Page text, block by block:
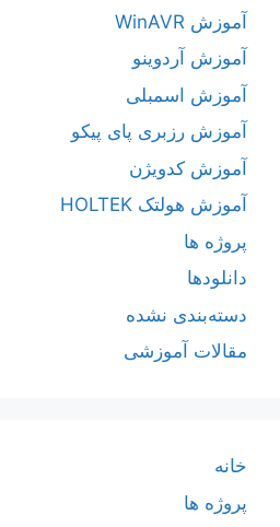
آموزش WinAVR
آموزش آردوینو
آموزش اسمبلی
آموزش رزبری پای پیکو
آموزش کدویژن
آموزش هولتک HOLTEK
پروژه ها
دانلودها
دسته‌بندی نشده
مقالات آموزشی
خانه
پروژه ها